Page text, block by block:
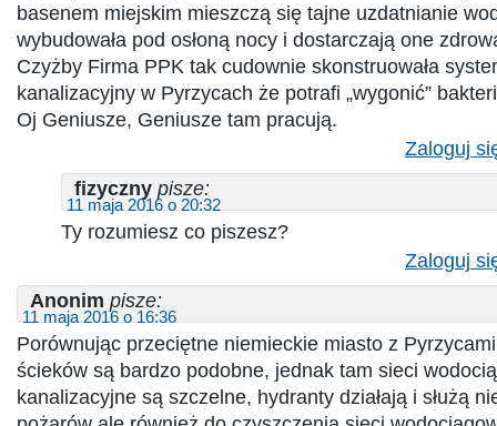
basenem miejskim mieszczą się tajne uzdatnianie
wybudowała pod osłoną nocy i dostarczają one
Czyżby Firma PPK tak cudownie skonstruowała
kanalizacyjny w Pyrzycach że potrafi „wygonić”
Oj Geniusze, Geniusze tam pracują.
Zaloguj
fizyczny pisze:
11 maja 2016 o 20:32
Ty rozumiesz co piszesz?
Zaloguj
Anonim pisze:
11 maja 2016 o 16:36
Porównując przeciętne niemieckie miasto z
ścieków są bardzo podobne, jednak tam sieci
kanalizacyjne są szczelne, hydranty działają i służą